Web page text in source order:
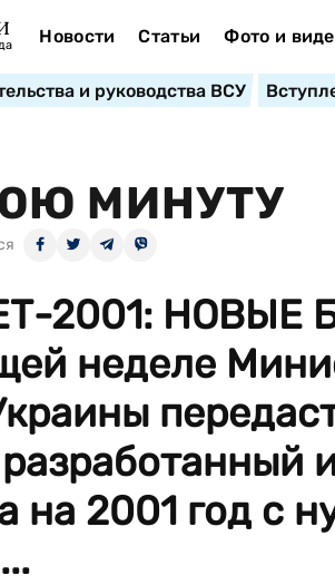
Новости Статьи Фото и
и руководства ВСУ
МИНУТУ
2001: НОВЫЕ
неделе
на 2001 год с